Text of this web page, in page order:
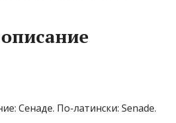
Сенаде. По-латински: Senade.